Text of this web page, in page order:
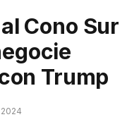
Cono Sur
Trump